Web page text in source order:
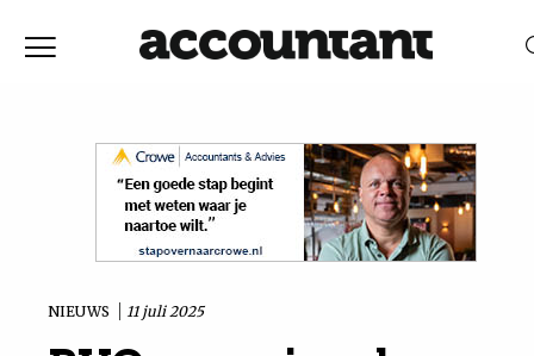
Vaktechniek
NIEUWS 11 juli 2025
RELEVANTIEDATUM